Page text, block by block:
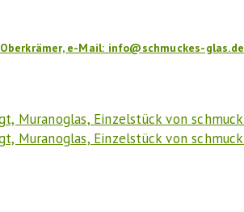
e-Mail: info@schmuckes-glas.de